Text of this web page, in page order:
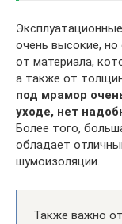
очень высокие,
от материала,
а также от
под мрамор
уходе, нет
Более того,
обладает
шумоизоляции.
Также важно